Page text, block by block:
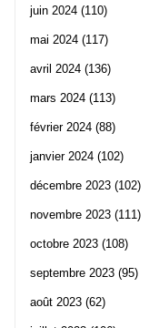
juin 2024 (110)
mai 2024 (117)
avril 2024 (136)
mars 2024 (113)
février 2024 (88)
janvier 2024 (102)
décembre 2023 (102)
novembre 2023 (111)
octobre 2023 (108)
septembre 2023 (95)
août 2023 (62)